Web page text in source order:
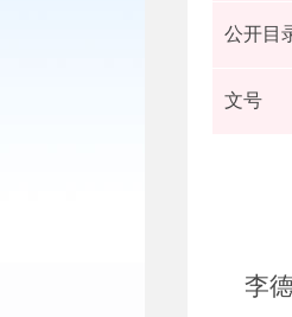
公开目
文号
李